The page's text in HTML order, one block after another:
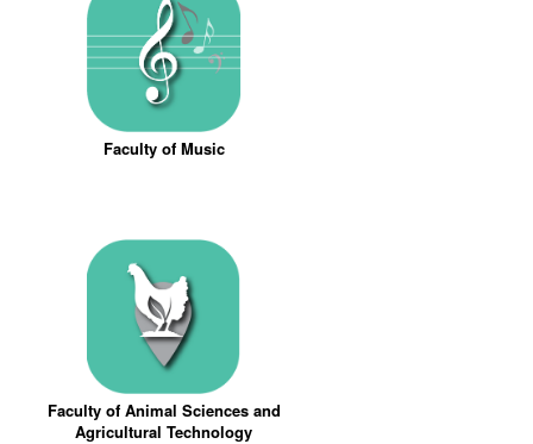
Faculty of Music
Faculty of Animal Sciences and
Agricultural Technology